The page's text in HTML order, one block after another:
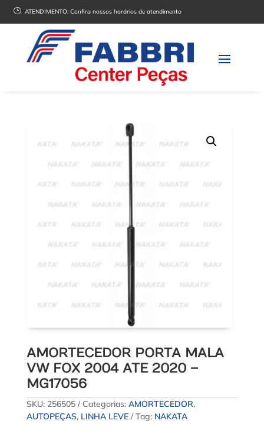
} ATENDIMENTO:Confira nossos horários de atendimento
AMORTECEDOR PORTA MALA
VW FOX 2004 ATE 2020 –
MG17056
SKU: 256505 Categorias: AMORTECEDOR,
AUTOPEÇAS, LINHA LEVE Tag: NAKATA